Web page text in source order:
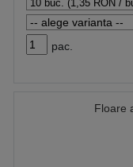
pac.
Floare